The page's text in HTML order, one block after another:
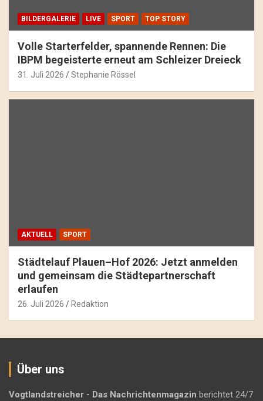
BILDERGALERIE LIVE SPORT TOP STORY
Volle Starterfelder, spannende Rennen: Die
IBPM begeisterte erneut am Schleizer Dreieck
31. Juli 2026 Stephanie Rössel
AKTUELL SPORT
Städtelauf Plauen–Hof 2026: Jetzt anmelden
und gemeinsam die Städtepartnerschaft
erlaufen
26. Juli 2026 Redaktion
Über uns
Vogtlandstreicher - Das Nachrichtenmagazin berichtet 24/7